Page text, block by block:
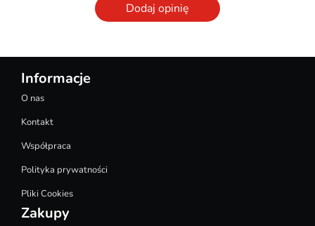
Dodaj opinię
Informacje
O nas
Kontakt
Współpraca
Polityka prywatności
Pliki Cookies
Zakupy